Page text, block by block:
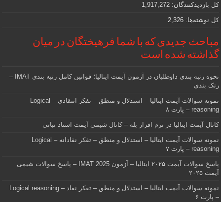
کل بازدیدکنند‌گان: 1,917,272
کل نوشته‌ها: 2,326
مباحث جدیدی که با شما فرهیختگان در میان
گذاشته شده است
نحوه رتبه بندی داوطلبان در آزمون آیمت ایتالیا؛ قوانین کامل رتبه بندی IMAT –
رنک بندی
نمونه سوالات آیمت ایتالیا – استدلال و منطق – تفکر انتقادی – Logical
reasoning – پارت ۸
کانال آیمت ایتالیا در نرم افزار بله – کانال شیمی آیمت استاد نباتی
نمونه سوالات آیمت ایتالیا – استدلال و منطق – تفکر نقادانه – Logical
reasoning – پارت ۷
پاسخ سوالات آیمت ۲۰۲۵ ایتالیا – آزمون IMAT 2025 – پاسخ سوالات شیمی
آیمت ۲۰۲۵
نمونه سوالات آیمت ایتالیا – استدلال و منطق – تفکر نقاد – Logical reasoning
– پارت ۶